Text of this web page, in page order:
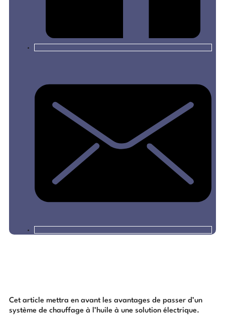
Cet article mettra en avant les avantages de passer d’un
système de chauffage à l’huile à une solution électrique.